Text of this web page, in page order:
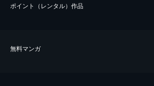
ポイント（レンタル）作品
無料マンガ